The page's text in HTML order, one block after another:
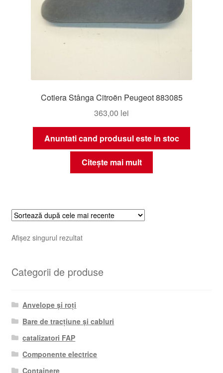
Cotiera Stânga Citroën Peugeot 883085
363,00 lei
Anuntati cand produsul este in stoc
Citește mai mult
Afișez singurul rezultat
Categorii de produse
Anvelope și roți
Bare de tracțiune și cabluri
catalizatori FAP
Componente electrice
Containere